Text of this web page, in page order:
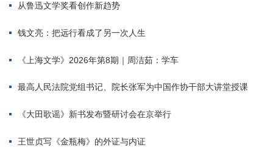
从鲁迅文学奖看创作新趋势
钱文亮：把远行看成了另一次人生
《上海文学》2026年第8期｜周洁茹：学车
最高人民法院党组书记、院长张军为中国作协干部大讲堂授课
《大田歌谣》新书发布暨研讨会在京举行
王世贞写《金瓶梅》的外证与内证